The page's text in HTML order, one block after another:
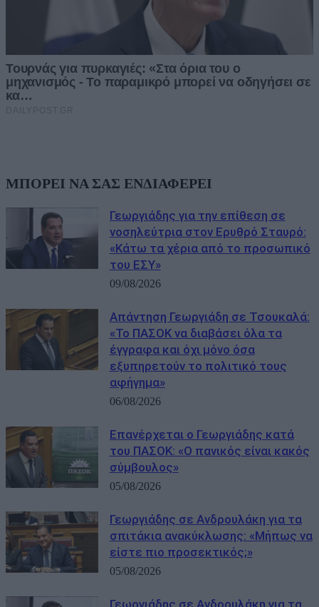
ΜΠΟΡΕΙ ΝΑ ΣΑΣ ΕΝΔΙΑΦΕΡΕΙ
Γεωργιάδης για την επίθεση σε
νοσηλεύτρια στον Ερυθρό Σταυρό:
«Κάτω τα χέρια από το προσωπικό
του ΕΣΥ»
09/08/2026
Απάντηση Γεωργιάδη σε Τσουκαλά:
«Το ΠΑΣΟΚ να διαβάσει όλα τα
έγγραφα και όχι μόνο όσα
εξυπηρετούν το πολιτικό τους
αφήγημα»
06/08/2026
Επανέρχεται ο Γεωργιάδης κατά
του ΠΑΣΟΚ: «Ο πανικός είναι κακός
σύμβουλος»
05/08/2026
Γεωργιάδης σε Ανδρουλάκη για τα
σπιτάκια ανακύκλωσης: «Μήπως να
είστε πιο προσεκτικός;»
05/08/2026
Γεωργιάδης σε Ανδρουλάκη για τα